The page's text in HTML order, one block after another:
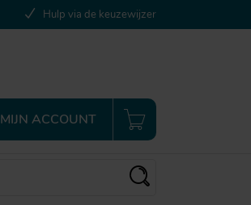
Hulp via de keuzewijzer
MIJN ACCOUNT